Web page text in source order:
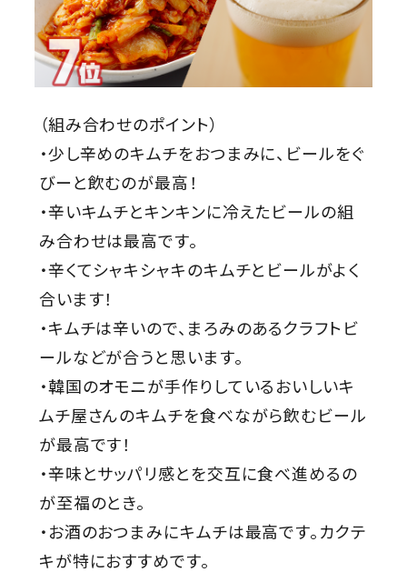
（組み合わせのポイント）
・少し辛めのキムチをおつまみに、ビールをぐ
びーと飲むのが最高！
・辛いキムチとキンキンに冷えたビールの組
み合わせは最高です。
・辛くてシャキシャキのキムチとビールがよく
合います！
・キムチは辛いので、まろみのあるクラフトビ
ールなどが合うと思います。
・韓国のオモニが手作りしているおいしいキ
ムチ屋さんのキムチを食べながら飲むビール
が最高です！
・辛味とサッパリ感とを交互に食べ進めるの
が至福のとき。
・お酒のおつまみにキムチは最高です。カクテ
キが特におすすめです。